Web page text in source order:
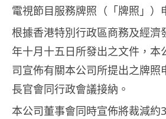
電視節目服務牌照（「牌照」）
根據香港特別行政區商務及經濟
年十月十五日所發出之文件，本
司宣佈有關本公司所提出之牌照
長官會同行政會議接納。
本公司董事會同時宣佈將裁減約